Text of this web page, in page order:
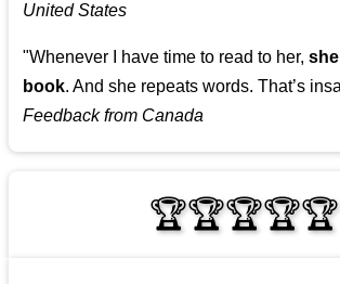
United States
"Whenever I have time to read to her,
book. And she repeats words. That’s
Feedback from Canada
🏆🏆🏆🏆🏆